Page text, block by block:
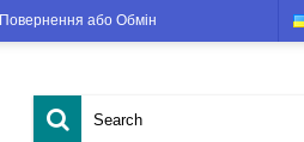
Повернення або Обмін